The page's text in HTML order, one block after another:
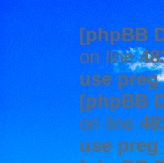
[phpBB
on line
use
[phpBB
on line
use